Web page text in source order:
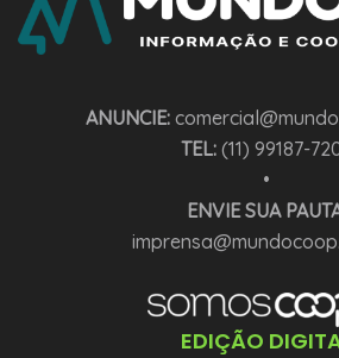
ANUNCIE:
TEL:(11) 99187-
•
ENVIE SUA
EDIÇÃO